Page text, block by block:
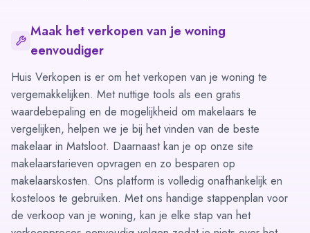
Maak het verkopen van je woning
eenvoudiger
Huis Verkopen is er om het verkopen van je woning te
vergemakkelijken. Met nuttige tools als een gratis
waardebepaling en de mogelijkheid om makelaars te
vergelijken, helpen we je bij het vinden van de beste
makelaar in Matsloot. Daarnaast kan je op onze site
makelaarstarieven opvragen en zo besparen op
makelaarskosten. Ons platform is volledig onafhankelijk en
kosteloos te gebruiken. Met ons handige stappenplan voor
de verkoop van je woning, kan je elke stap van het